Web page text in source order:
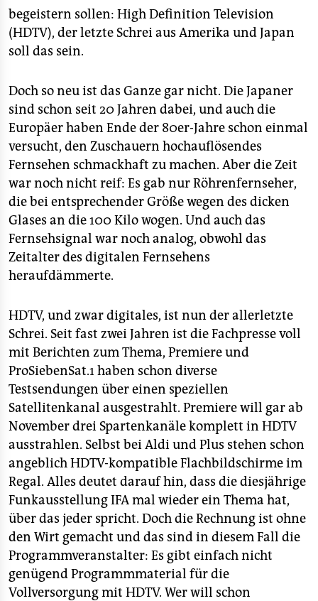
abo
genossenschaft
begeistern sollen: High Definition Television
(HDTV), der letzte Schrei aus Amerika und Japan
soll das sein.
Doch so neu ist das Ganze gar nicht. Die Japaner
sind schon seit 20 Jahren dabei, und auch die
Europäer haben Ende der 80er-Jahre schon einmal
versucht, den Zuschauern hochauflösendes
Fernsehen schmackhaft zu machen. Aber die Zeit
war noch nicht reif: Es gab nur Röhrenfernseher,
die bei entsprechender Größe wegen des dicken
Glases an die 100 Kilo wogen. Und auch das
Fernsehsignal war noch analog, obwohl das
Zeitalter des digitalen Fernsehens
heraufdämmerte.
HDTV, und zwar digitales, ist nun der allerletzte
Schrei. Seit fast zwei Jahren ist die Fachpresse voll
mit Berichten zum Thema, Premiere und
ProSiebenSat.1 haben schon diverse
Testsendungen über einen speziellen
Satellitenkanal ausgestrahlt. Premiere will gar ab
November drei Spartenkanäle komplett in HDTV
ausstrahlen. Selbst bei Aldi und Plus stehen schon
angeblich HDTV-kompatible Flachbildschirme im
Regal. Alles deutet darauf hin, dass die diesjährige
Funkausstellung IFA mal wieder ein Thema hat,
über das jeder spricht. Doch die Rechnung ist ohne
den Wirt gemacht und das sind in diesem Fall die
Programmveranstalter: Es gibt einfach nicht
genügend Programmmaterial für die
Vollversorgung mit HDTV. Wer will schon